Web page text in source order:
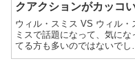
クアクションがカッコ
ウィル・スミス VS ウィル・
ミスで話題になって、気にな
てる方も多いのではないでしょ
うか。僕も気になったので観